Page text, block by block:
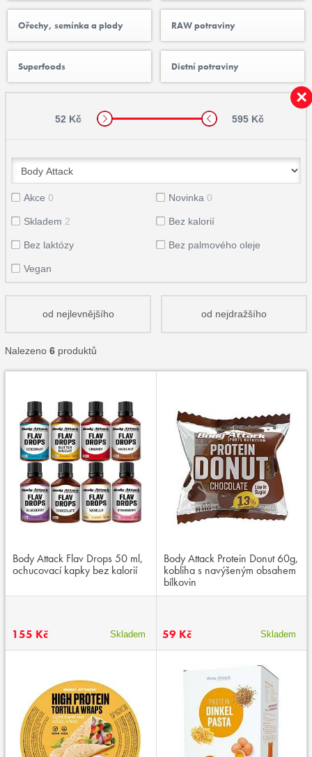
Ořechy, semínka a plody RAW potraviny
Superfoods Dietní potraviny
52 Kč 595 Kč
Akce 0 Novinka 0
Skladem 2 Bez kalorií
Bez laktózy Bez palmového oleje
Vegan
od nejlevnějšího od nejdražšího
Nalezeno 6 produktů
Body Attack Flav Drops 50 ml,
ochucovací kapky bez kalorií
155 Kč Skladem
Body Attack Protein Donut 60g,
kobliha s navýšeným obsahem
bílkovin
59 Kč Skladem